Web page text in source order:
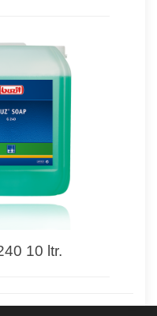
10 ltr.